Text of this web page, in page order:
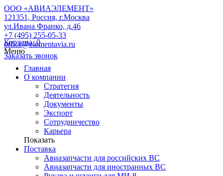
ООО «АВИАЭЛЕМЕНТ»
121351, Россия, г.Москва
ул.Ивана Франко, д.46
+7 (495) 255-05-33
office@elementavia.ru
Заказать звонок
Корзина0
Меню
Главная
О компании
Стратегия
Деятельность
Документы
Экспорт
Сотрудничество
Карьера
Показать
Поставка
Авиазапчасти для российских ВС
Авиазапчасти для иностранных ВС